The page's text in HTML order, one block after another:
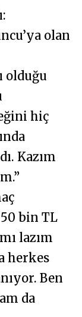
olan
olduğu
hiç
Kazım
bin TL
lazım
herkes
Ben
da